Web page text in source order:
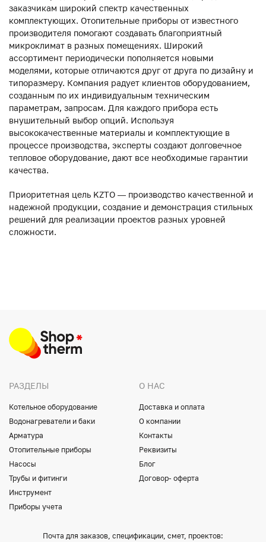
заказчикам широкий спектр качественных
комплектующих. Отопительные приборы от известного
производителя помогают создавать благоприятный
микроклимат в разных помещениях. Широкий
ассортимент периодически пополняется новыми
моделями, которые отличаются друг от друга по дизайну и
типоразмеру. Компания радует клиентов оборудованием,
созданным по их индивидуальным техническим
параметрам, запросам. Для каждого прибора есть
внушительный выбор опций. Используя
высококачественные материалы и комплектующие в
процессе производства, эксперты создают долговечное
тепловое оборудование, дают все необходимые гарантии
качества.
Приоритетная цель KZTO — производство качественной и
надежной продукции, создание и демонстрация стильных
решений для реализации проектов разных уровней
сложности.
РАЗДЕЛЫ
Котельное оборудование
Водонагреватели и баки
Арматура
Отопительные приборы
Насосы
Трубы и фитинги
Инструмент
Приборы учета
О НАС
Доставка и оплата
О компании
Контакты
Реквизиты
Блог
Договор- оферта
Почта для заказов, спецификации, смет, проектов: